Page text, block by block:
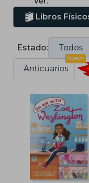
Libros
Estado: Todos
Anticuarios
Nuevo